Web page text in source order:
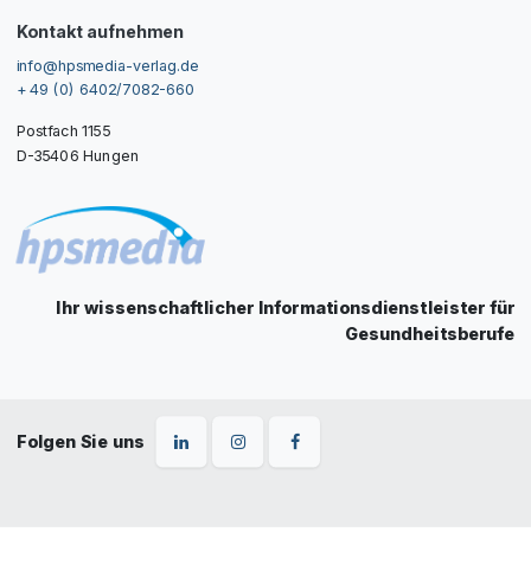
Kontakt aufnehmen
info@hpsmedia-verlag.de
+ 49 (0) 6402/7082-660
Postfach 1155
D-35406 Hungen
Ihr wissenschaftlicher Informationsdienstleister für
Gesundheitsberufe
Folgen Sie uns